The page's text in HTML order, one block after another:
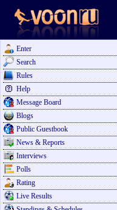
Enter
Search
Rules
Help
Message Board
Blogs
Public Guestbook
News & Reports
Interviews
Polls
Rating
Live Results